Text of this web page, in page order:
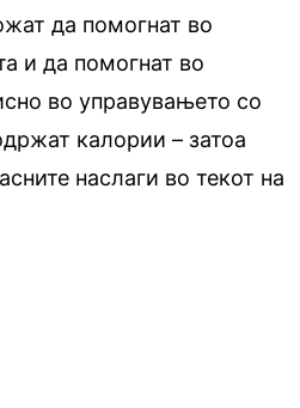
да помогнат во
и да помогнат во
во управувањето со
калории – затоа
наслаги во текот на